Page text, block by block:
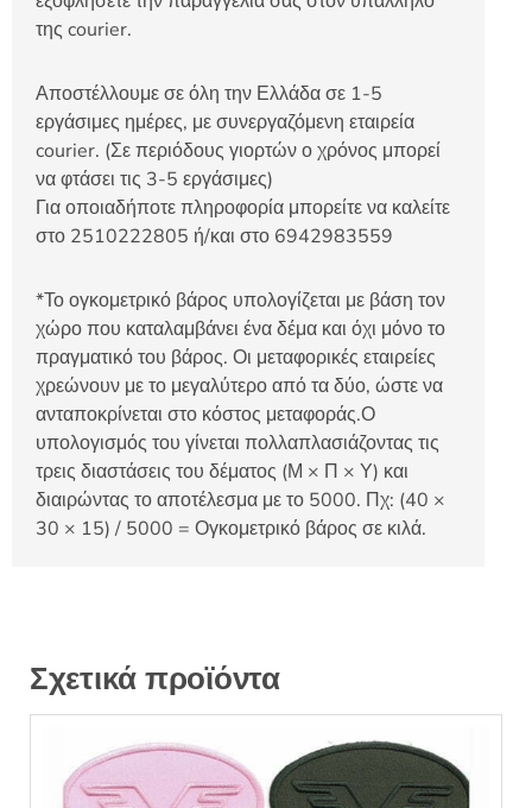
της courier.
Αποστέλλουμε σε όλη την Ελλάδα σε 1-5
εργάσιμες ημέρες, με συνεργαζόμενη εταιρεία
courier. (Σε περιόδους γιορτών ο χρόνος μπορεί
να φτάσει τις 3-5 εργάσιμες)
Για οποιαδήποτε πληροφορία μπορείτε να καλείτε
στο 2510222805 ή/και στο 6942983559
*Το ογκομετρικό βάρος υπολογίζεται με βάση τον
χώρο που καταλαμβάνει ένα δέμα και όχι μόνο το
πραγματικό του βάρος. Οι μεταφορικές εταιρείες
χρεώνουν με το μεγαλύτερο από τα δύο, ώστε να
ανταποκρίνεται στο κόστος μεταφοράς.Ο
υπολογισμός του γίνεται πολλαπλασιάζοντας τις
τρεις διαστάσεις του δέματος (Μ × Π × Υ) και
διαιρώντας το αποτέλεσμα με το 5000. Πχ: (40 ×
30 × 15) / 5000 = Ογκομετρικό βάρος σε κιλά.
Σχετικά προϊόντα